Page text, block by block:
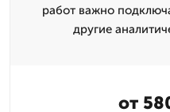
работ важно
другие
от